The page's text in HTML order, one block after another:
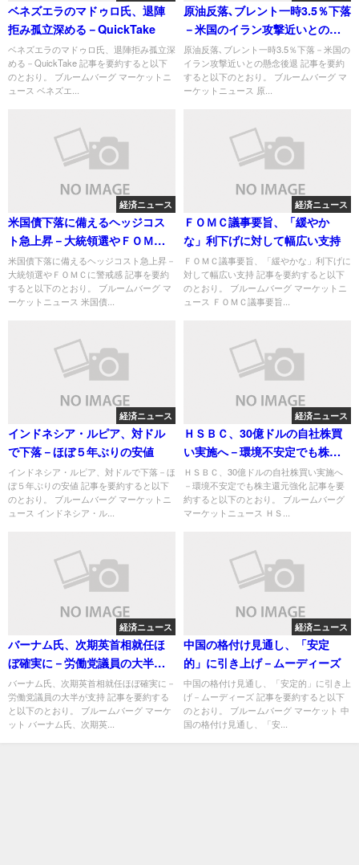
ベネズエラのマドゥロ氏、退陣
拒み孤立深める－QuickTake
ベネズエラのマドゥロ氏、退陣拒み孤立深
める－QuickTake 記事を要約すると以下
のとおり。 ブルームバーグ マーケットニ
ュース ベネズエ...
原油反落､ブレント一時3.5％下落
－米国のイラン攻撃近いとの懸
念後退
原油反落､ブレント一時3.5％下落－米国の
イラン攻撃近いとの懸念後退 記事を要約
すると以下のとおり。 ブルームバーグ マ
ーケットニュース 原...
経済ニュース
米国債下落に備えるヘッジコス
ト急上昇－大統領選やＦＯＭＣ
に警戒感
米国債下落に備えるヘッジコスト急上昇－
大統領選やＦＯＭＣに警戒感 記事を要約
すると以下のとおり。 ブルームバーグ マ
ーケットニュース 米国債...
経済ニュース
ＦＯＭＣ議事要旨、「緩やか
な」利下げに対して幅広い支持
ＦＯＭＣ議事要旨、「緩やかな」利下げに
対して幅広い支持 記事を要約すると以下
のとおり。 ブルームバーグ マーケットニ
ュース ＦＯＭＣ議事要旨...
経済ニュース
インドネシア・ルピア、対ドル
で下落－ほぼ５年ぶりの安値
インドネシア・ルピア、対ドルで下落－ほ
ぼ５年ぶりの安値 記事を要約すると以下
のとおり。 ブルームバーグ マーケットニ
ュース インドネシア・ル...
経済ニュース
ＨＳＢＣ、30億ドルの自社株買
い実施へ－環境不安定でも株主
還元強化
ＨＳＢＣ、30億ドルの自社株買い実施へ
－環境不安定でも株主還元強化 記事を要
約すると以下のとおり。 ブルームバーグ
マーケットニュース ＨＳ...
経済ニュース
バーナム氏、次期英首相就任ほ
ぼ確実に－労働党議員の大半が
支持
バーナム氏、次期英首相就任ほぼ確実に－
労働党議員の大半が支持 記事を要約する
と以下のとおり。 ブルームバーグ マーケ
ット バーナム氏、次期英...
経済ニュース
中国の格付け見通し、「安定
的」に引き上げ－ムーディーズ
中国の格付け見通し、「安定的」に引き上
げ－ムーディーズ 記事を要約すると以下
のとおり。 ブルームバーグ マーケット 中
国の格付け見通し、「安...